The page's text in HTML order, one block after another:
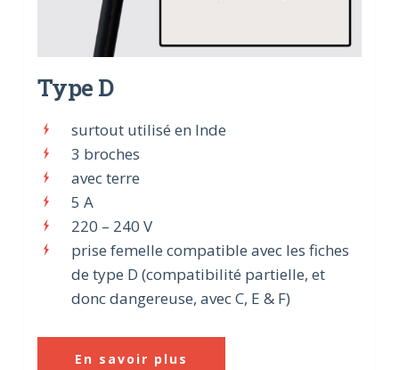
Type D
surtout utilisé en Inde
3 broches
avec terre
5 A
220 – 240 V
prise femelle compatible avec les fiches
de type D (compatibilité partielle, et
donc dangereuse, avec C, E & F)
En savoir plus